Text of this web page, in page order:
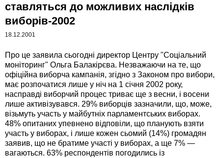
ставляться до можливих наслідків
виборів-2002
18.12.2001
Про це заявила сьогодні директор Центру "Соціальний
моніторинг" Ольга Балакірєва. Незважаючи на те, що
офіційна виборча кампанія, згідно з Законом про вибори,
має розпочатися лише у ніч на 1 січня 2002 року,
насправді виборчий процес триває ще з весни, і восени
лише активізувався. 29% виборців зазначили, що, може,
візьмуть участь у майбутніх парламентських виборах.
48% опитаних упевнено відповіли, що планують взяти
участь у виборах, і лише кожен сьомий (14%) громадян
заявив, що не братиме участі у виборах, а ще 7% —
вагаються. 63% респондентів погодились із